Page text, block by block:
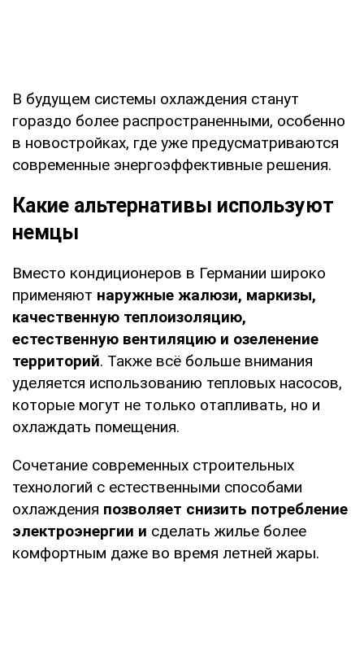
В будущем системы охлаждения станут
гораздо более распространенными, особенно
в новостройках, где уже предусматриваются
современные энергоэффективные решения.
Какие альтернативы используют
немцы
Вместо кондиционеров в Германии широко
применяют наружные жалюзи, маркизы,
качественную теплоизоляцию,
естественную вентиляцию и озеленение
территорий. Также всё больше внимания
уделяется использованию тепловых насосов,
которые могут не только отапливать, но и
охлаждать помещения.
Сочетание современных строительных
технологий с естественными способами
охлаждения позволяет снизить потребление
электроэнергии и сделать жилье более
комфортным даже во время летней жары.